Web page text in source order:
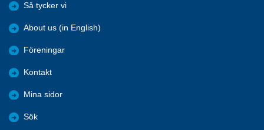
Så tycker vi
About us (in English)
Föreningar
Kontakt
Mina sidor
Sök